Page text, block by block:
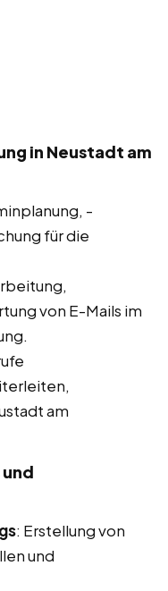
in Neustadt am
-
für die
von E-Mails im
am
: Erstellung von
und